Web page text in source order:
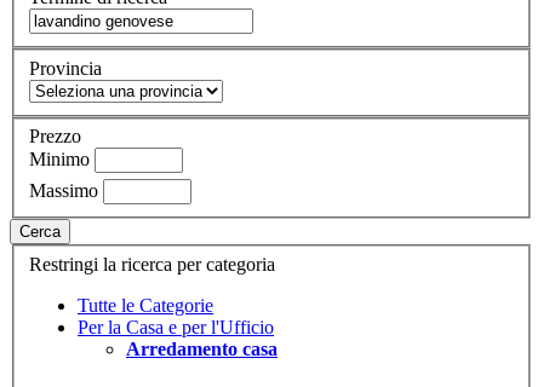
Provincia
Prezzo
Minimo
Massimo
Cerca
Restringi la ricerca per categoria
Tutte le Categorie
Per la Casa e per l'Ufficio
Arredamento casa